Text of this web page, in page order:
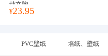
动文胸
¥23.95
PVC壁纸 墙纸、壁纸